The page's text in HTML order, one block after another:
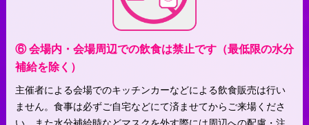
⑥ 会場内・会場周辺での飲食は禁止です（最低限の水分
補給を除く）
主催者による会場でのキッチンカーなどによる飲食販売は行い
ません。食事は必ずご自宅などにて済ませてからご来場くださ